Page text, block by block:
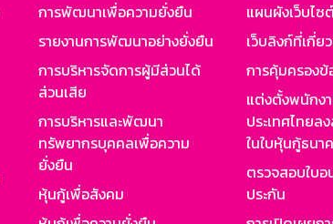
การพัฒนาเพื่อความยั่งยืน
รายงานการพัฒนาอย่างยั่งยืน
การบริหารจัดการผู้มีส่วนได้
ส่วนเสีย
การบริหารและพัฒนา
ทรัพยากรบุคคลเพื่อความ
ยั่งยืน
หุ้นกู้เพื่อสังคม
แผนผังเว็บไซ
เว็บลิงก์ที่เกี่ย
การคุ้มครอง
แต่งตั้งพนักง
ประเทศไทยล
ในใบหุ้นกู้ธนา
ตรวจสอบใบ
ประกัน